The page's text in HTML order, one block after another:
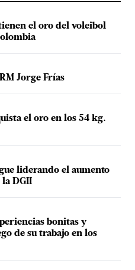
el oro del voleibol
Jorge Frías
el oro en los 54 kg.
liderando el aumento
la DGII
bonitas y
de su trabajo en los